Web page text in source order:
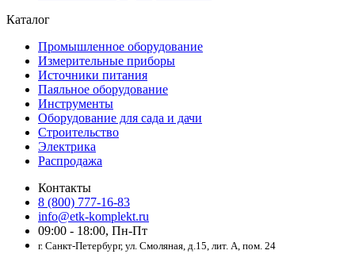
Каталог
Промышленное оборудование
Измерительные приборы
Источники питания
Паяльное оборудование
Инструменты
Оборудование для сада и дачи
Строительство
Электрика
Распродажа
Контакты
8 (800) 777-16-83
info@etk-komplekt.ru
09:00 - 18:00, Пн-Пт
г. Санкт-Петербург, ул. Смоляная, д.15, лит. А, пом. 24